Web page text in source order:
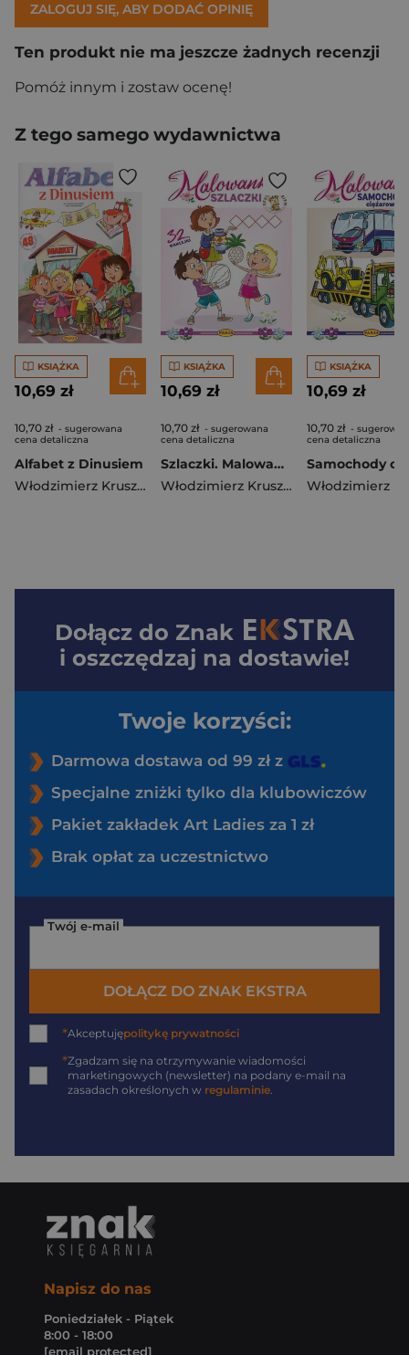
ZALOGUJ SIĘ, ABY DODAĆ OPINIĘ
Ten produkt nie ma jeszcze żadnych recenzji
Pomóż innym i zostaw ocenę!
Z tego samego wydawnictwa
KSIĄŻKA
10,69 zł
10,70 zł - sugerowana
cena detaliczna
Alfabet z Dinusiem
Włodzimierz Kruszewski
,Ernest Błędowski
KSIĄŻKA
10,69 zł
10,70 zł - sugerowana
cena detaliczna
Szlaczki. Malowanki. Seria z misiem
Włodzimierz Kruszewski
,Ernest
KSIĄŻKA
10,69 zł
10,70 zł -
cena detaliczna
Dołącz do Znak
i oszczędzaj na dostawie!
Twoje korzyści:
Darmowa dostawa od 99 zł z
Specjalne zniżki tylko dla klubowiczów
Pakiet zakładek Art Ladies za 1 zł
Brak opłat za uczestnictwo
Twój e-mail
DOŁĄCZ DO ZNAK EKSTRA
*Akceptujępolitykę prywatności
*Zgadzam się na otrzymywanie wiadomości
marketingowych (newsletter) na podany e-mail na
zasadach określonych w regulaminie.
Napisz do nas
Poniedziałek - Piątek
8:00 - 18:00
[email protected]